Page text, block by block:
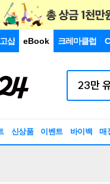
샵 eBook 크레마클럽
신상품 이벤트 바이백 매